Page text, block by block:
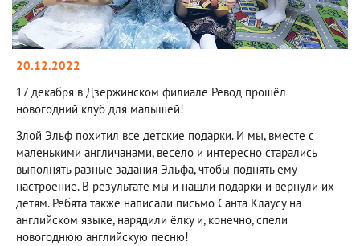
20.12.2022
17 декабря в Дзержинском филиале Ревод прошёл
новогодний клуб для малышей!
Злой Эльф похитил все детские подарки. И мы, вместе с
маленькими англичанами, весело и интересно старались
выполнять разные задания Эльфа, чтобы поднять ему
настроение. В результате мы и нашли подарки и вернули их
детям. Ребята также написали письмо Санта Клаусу на
английском языке, нарядили ёлку и, конечно, спели
новогоднюю английскую песню!